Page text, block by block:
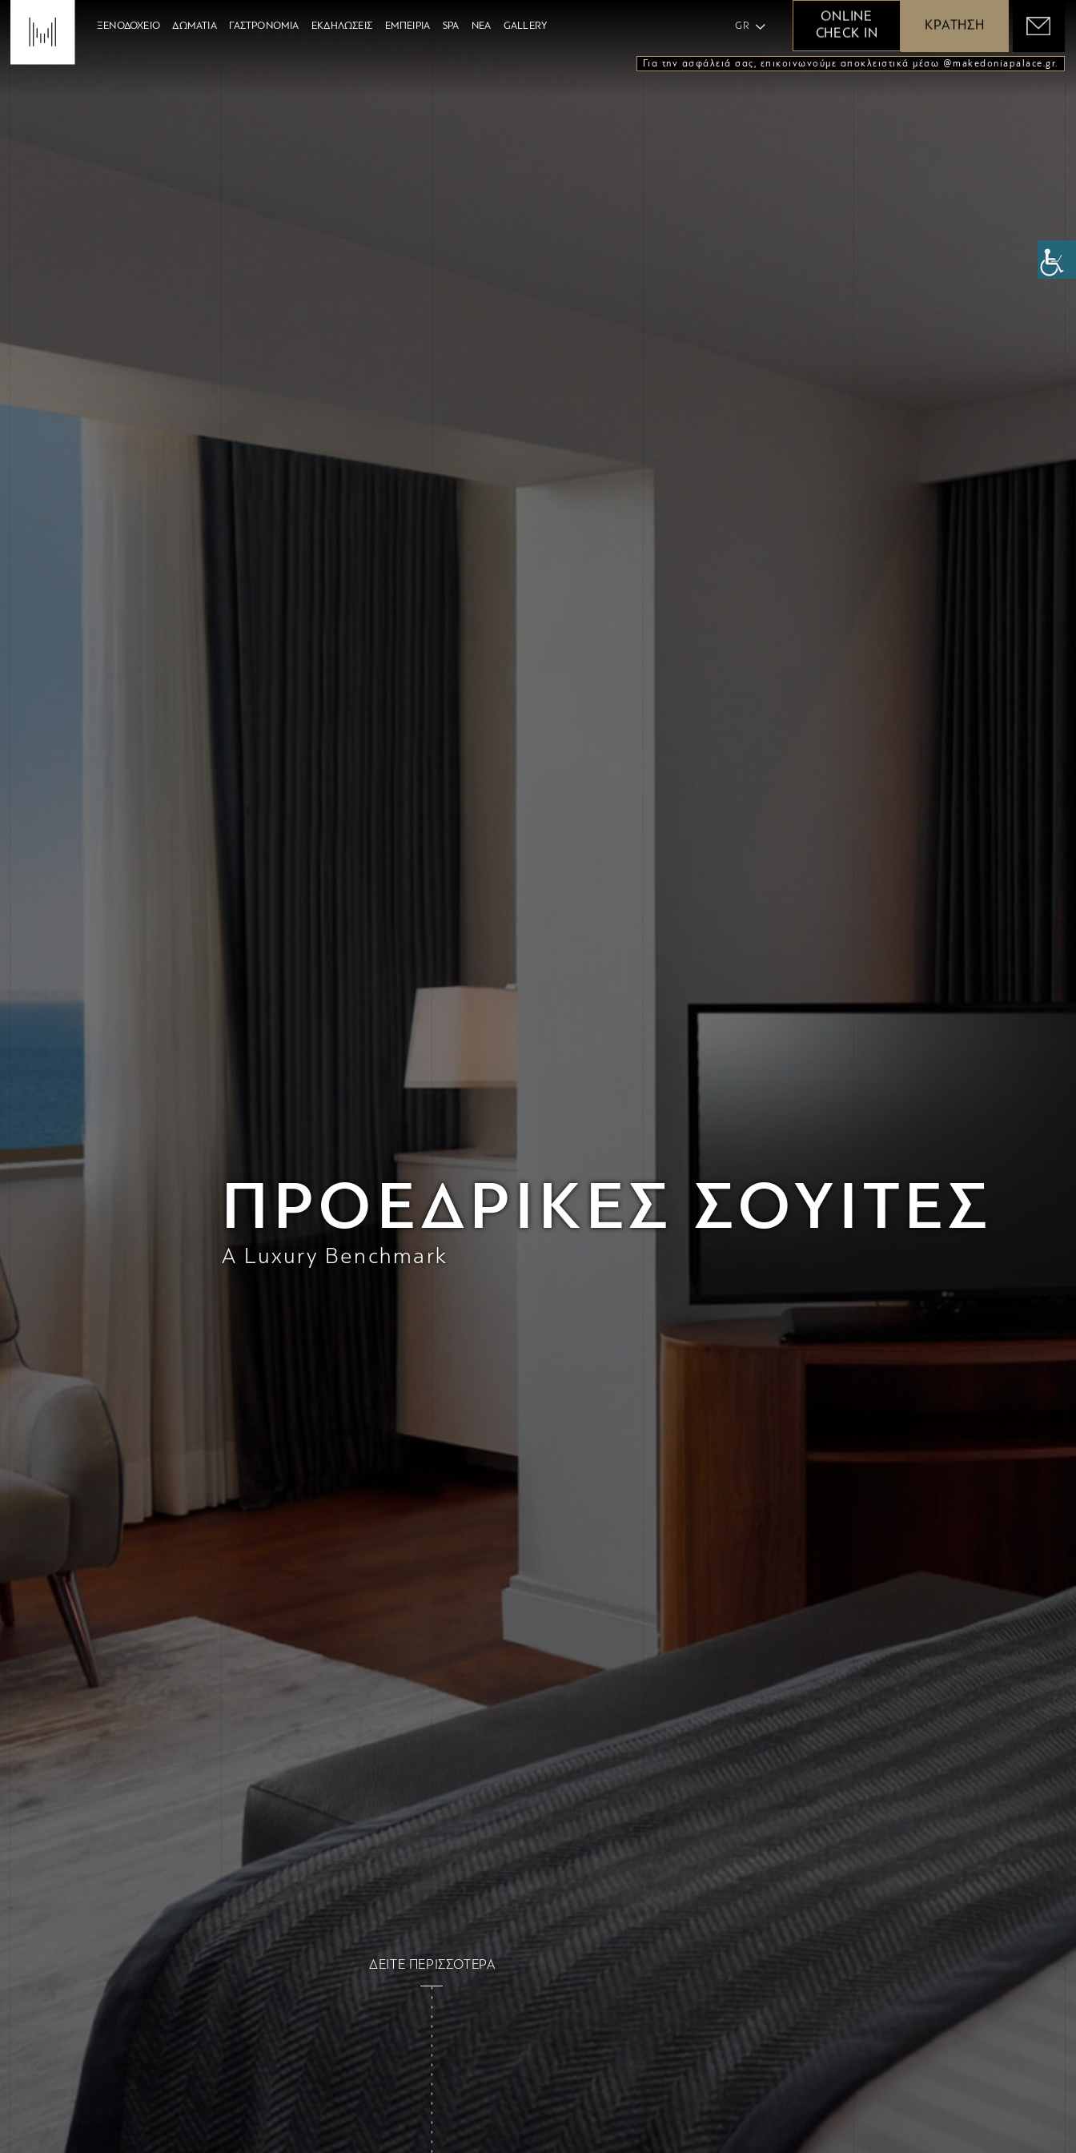
ΞΕΝΟΔΟΧΕΙΟ ΔΩΜΑΤΙΑ ΓΑΣΤΡΟΝΟΜΙΑ ΕΚΔΗΛΩΣΕΙΣ ΕΜΠΕΙΡΙΑ SPA ΝΕΑ GALLERY GR
ONLINE
CHECK IN
ΚΡΑΤΗΣΗ
Για την ασφάλειά σας, επικοινωνούμε αποκλειστικά μέσω @makedoniapalace.gr.
ΠΡΟΕΔΡΙΚΕΣ ΣΟΥΙΤΕΣ
A Luxury Benchmark
ΔΕΙΤΕ ΠΕΡΙΣΣΟΤΕΡΑ